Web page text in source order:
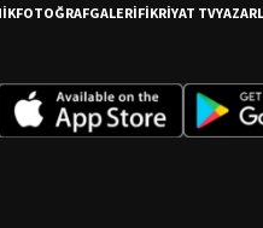
FOTOĞRAFGALERİFİKRİYAT TV